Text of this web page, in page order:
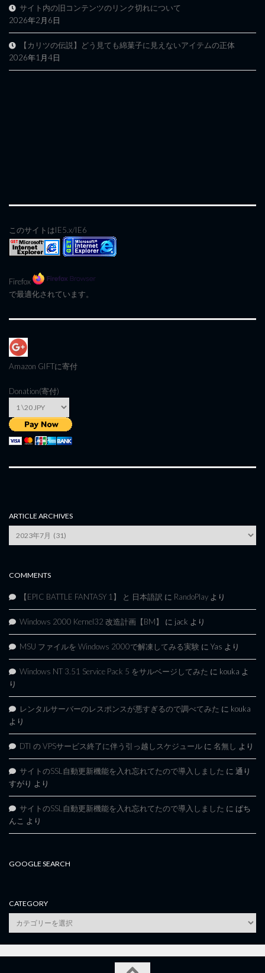
サイト内の旧コンテンツのリンク切れについて
2026年2月6日
【カリツの伝説】どう見ても綿菓子に見えないアイテムの正体
2026年1月4日
このサイトはIE5.x/IE6
Firefox
で最適化されています。
Amazon GIFTに寄付
Donation(寄付)
ARTICLE ARCHIVES
Archives
COMMENTS
【EPIC BATTLE FANTASY 1】 と 日本語訳 に RandoPlay より
Windows 2000 Kernel32 改造計画【BM】 に jack より
MSU ファイルを Windows 2000で解凍してみる実験 に Yas より
Windows NT 3.51 Service Pack 5 をサルベージしてみた に kouka よ
り
レンタルサーバーのレスポンスが悪すぎるので調べてみた に kouka
より
DTI の VPSサービス終了に伴う引っ越しスケジュール に 名無し より
サイトのSSL自動更新機能を入れ忘れてたので導入しました に 通り
すがり より
サイトのSSL自動更新機能を入れ忘れてたので導入しました に ぱち
んこ より
GOOGLE SEARCH
CATEGORY
category